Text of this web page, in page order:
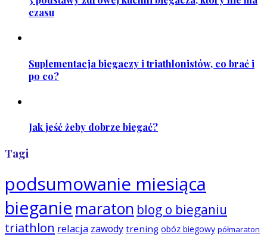
czasu
Suplementacja biegaczy i triathlonistów, co brać i
po co?
Jak jeść żeby dobrze biegać?
Tagi
podsumowanie miesiąca
bieganie maraton blog o bieganiu
triathlon relacja zawody trening obóz biegowy półmaraton